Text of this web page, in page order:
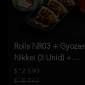
Rolls NR03 + Gyozas
Nikkei (3 Unid) +
Bebida a elección
$12.590
$15.740